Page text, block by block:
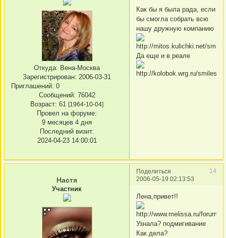
Откуда: Вена-Москва
Зарегистрирован: 2006-03-31
Приглашений: 0
Сообщений: 76042
Возраст: 61 [1964-10-04]
Провел на форуме:
9 месяцев 4 дня
Последний визит:
2024-04-23 14:00:01
Как бы я была рада, если
бы смогла собрать всю
нашу дружную компанию
Да еще и в реале
Поделиться
14
2006-05-19 02:13:53
Настя
Участник
Лена,привет!!
Узнала? подмигивание
Как дела?